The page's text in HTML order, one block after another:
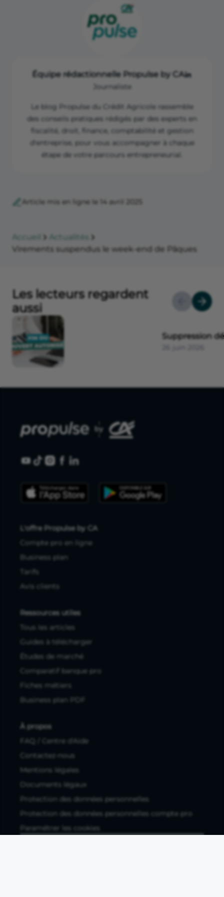
Équipe rédactionnelle Propulse by CA
Journaliste
Le blog Propulse du Crédit Agricole rassemble
des conseils pratiques rédigés par des experts en
fiscalité, droit, finance, comptabilité et gestion
d'entreprise, pour vous accompagner à chaque
étape de votre parcours entrepreneurial.
Article mis en ligne le 14 avril 2025
Accueil
Actualités
Virements suspendus le week-end de Pâques
Les lecteurs regardent
aussi
Suppression
L'offre Propulse by CA
Compte pro en ligne
Business plan
Tarifs
Avis clients
Ressources utiles
Tous les articles
Guides à télécharger
Études de marché
Comparatif banque pro
Fiches métiers
Business plan PDF
À propos
FAQ / Centre d'Aide
Contactez-nous
Mentions légales
Documents légaux
Protection des données personnelles
Protection des données personnelles compte pro
Paramétrer les cookies